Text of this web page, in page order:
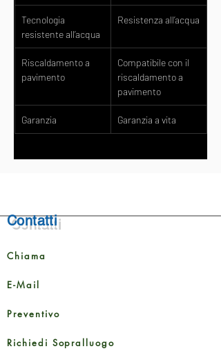
Tecnologia
resistente all’acqua
Resistenza all’acqua
Riscaldamento a
pavimento
Compatibile con il
riscaldamento a
pavimento
Garanzia Garanzia a vita
Contatti
Chiama
E-Mail
Preventivo
Richiedi Sopralluogo